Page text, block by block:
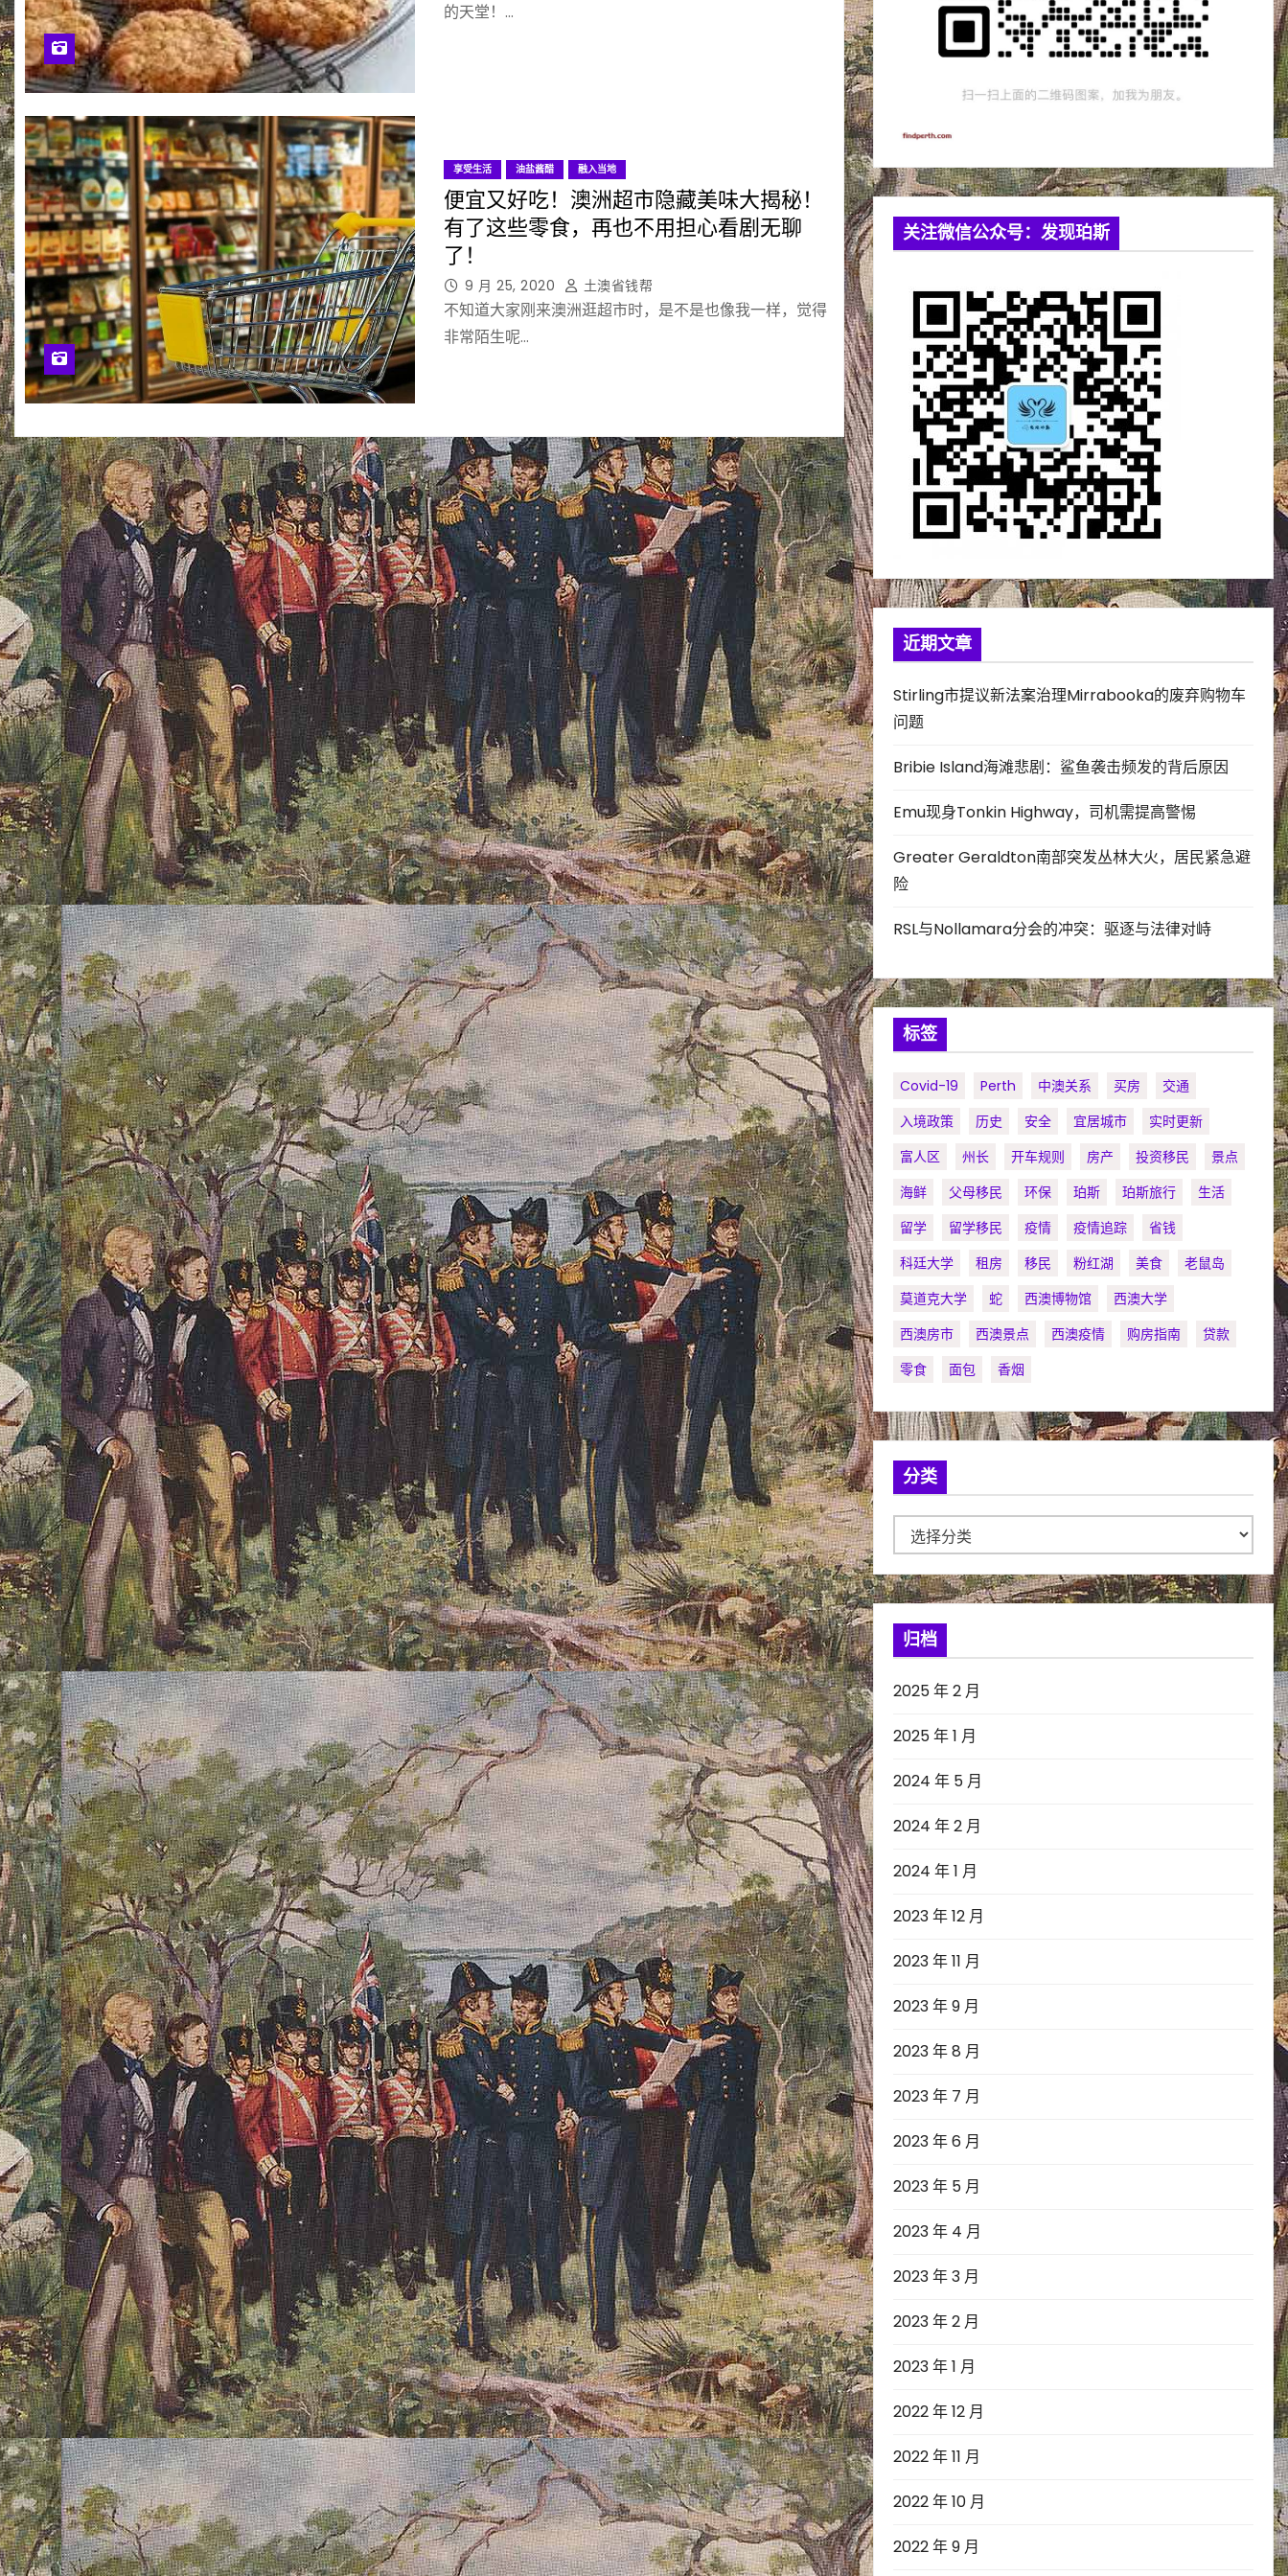
的天堂！…
享受生活 油盐酱醋 融入当地
便宜又好吃！澳洲超市隐藏美味大揭秘！
有了这些零食，再也不用担心看剧无聊
了！
9 月 25, 2020 土澳省钱帮
不知道大家刚来澳洲逛超市时，是不是也像我一样，觉得
非常陌生呢…
关注微信公众号：发现珀斯
近期文章
Stirling市提议新法案治理Mirrabooka的废弃购物车
问题
Bribie Island海滩悲剧：鲨鱼袭击频发的背后原因
Emu现身Tonkin Highway，司机需提高警惕
Greater Geraldton南部突发丛林大火，居民紧急避
险
RSL与Nollamara分会的冲突：驱逐与法律对峙
标签
Covid-19 Perth 中澳关系 买房
交通
入境政策
历史 安全 宜居城市
实时更新
富人区
州长 开车规则 房产 投资移民
景点
海鲜
父母移民 环保 珀斯 珀斯旅行
生活
留学
留学移民 疫情 疫情追踪
省钱
科廷大学
租房 移民 粉红湖 美食
老鼠岛
莫道克大学
蛇 西澳博物馆
西澳大学
西澳房市
西澳景点 西澳疫情 购房指南
贷款
零食
面包 香烟
分类
类
归档
2025 年 2 月
2025 年 1 月
2024 年 5 月
2024 年 2 月
2024 年 1 月
2023 年 12 月
2023 年 11 月
2023 年 9 月
2023 年 8 月
2023 年 7 月
2023 年 6 月
2023 年 5 月
2023 年 4 月
2023 年 3 月
2023 年 2 月
2023 年 1 月
2022 年 12 月
2022 年 11 月
2022 年 10 月
2022 年 9 月